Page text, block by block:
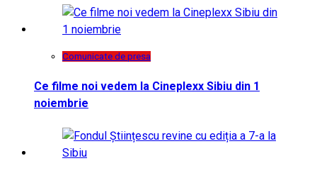
Comunicate de presa
Ce filme noi vedem la Cineplexx Sibiu din 1
noiembrie